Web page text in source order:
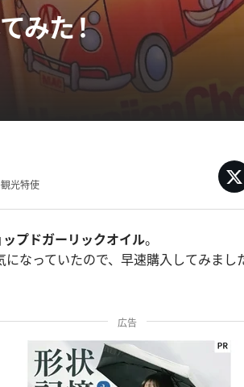
みた！
光特使
プドガーリックオイル。
なっていたので、早速購入してみまし
広告